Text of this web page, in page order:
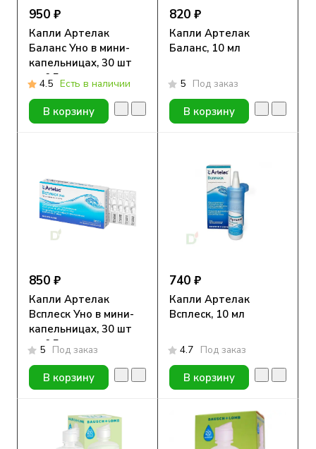
950 ₽
Капли Артелак
Баланс Уно в мини-
капельницах, 30 шт
по 0,5 мл
4.5 Есть в наличии
В корзину
820 ₽
Капли Артелак
Баланс, 10 мл
5 Под заказ
В корзину
850 ₽
Капли Артелак
Всплеск Уно в мини-
капельницах, 30 шт
по 0,5 мл
5 Под заказ
В корзину
740 ₽
Капли Артелак
Всплеск, 10 мл
4.7 Под заказ
В корзину